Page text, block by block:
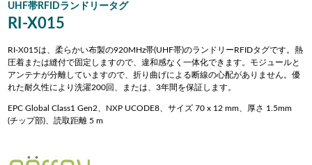
UHF帯RFIDランドリータグ
RI-X015
RI-X015は、柔らかい布製の920MHz帯(UHF帯)のランドリーRFIDタグです。熱
圧着または縫付で固定しますので、違和感なく一体化できます。モジュールと
アンテナが分離していますので、折り曲げによる断線の心配がありません。優
れた耐久性により洗濯200回、または、3年間を保証します。
EPC Global Class1 Gen2、NXP UCODE8、サイズ 70 x 12 mm、 厚さ 1.5mm
(チップ部)、読取距離 5 m